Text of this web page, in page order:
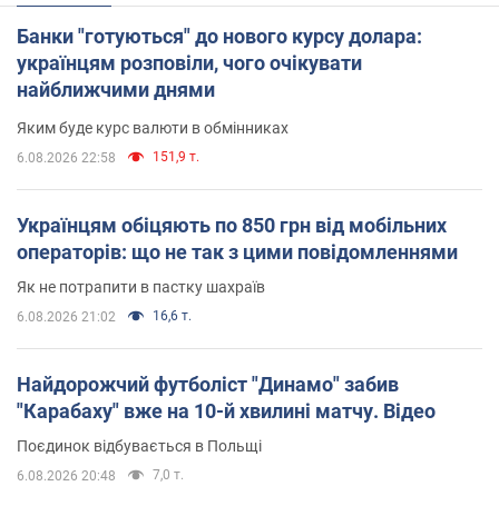
Банки "готуються" до нового курсу долара:
українцям розповіли, чого очікувати
найближчими днями
Яким буде курс валюти в обмінниках
6.08.2026 22:58 151,9 т.
Українцям обіцяють по 850 грн від мобільних
операторів: що не так з цими повідомленнями
Як не потрапити в пастку шахраїв
6.08.2026 21:02 16,6 т.
Найдорожчий футболіст "Динамо" забив
"Карабаху" вже на 10-й хвилині матчу. Відео
Поєдинок відбувається в Польщі
6.08.2026 20:48 7,0 т.